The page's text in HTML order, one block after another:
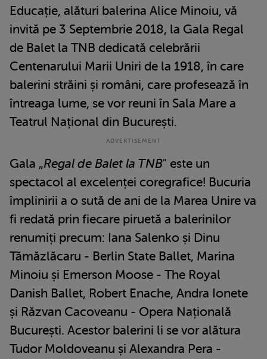
Educație, alături balerina Alice Minoiu, vă
invită pe 3 Septembrie 2018, la Gala Regal
de Balet la TNB dedicată celebrării
Centenarului Marii Uniri de la 1918, în care
balerini străini și români, care profesează în
întreaga lume, se vor reuni în Sala Mare a
Teatrul Național din București.
Gala „Regal de Balet la TNB" este un
spectacol al excelenței coregrafice! Bucuria
împlinirii a o sută de ani de la Marea Unire va
fi redată prin fiecare piruetă a balerinilor
renumiți precum: Iana Salenko și Dinu
Tămăzlăcaru - Berlin State Ballet, Marina
Minoiu și Emerson Moose - The Royal
Danish Ballet, Robert Enache, Andra Ionete
și Răzvan Cacoveanu - Opera Națională
București. Acestor balerini li se vor alătura
Tudor Moldoveanu și Alexandra Pera -